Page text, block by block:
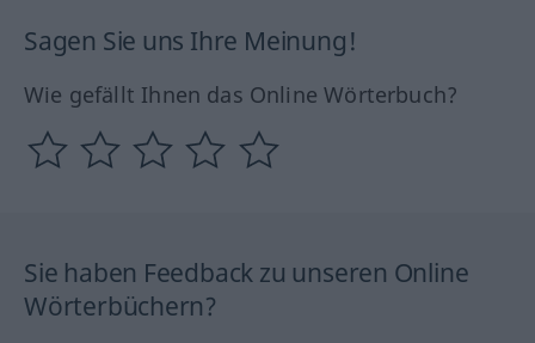
Sagen Sie uns Ihre Meinung!
Wie gefällt Ihnen das Online Wörterbuch?
Sie haben Feedback zu unseren Online
Wörterbüchern?